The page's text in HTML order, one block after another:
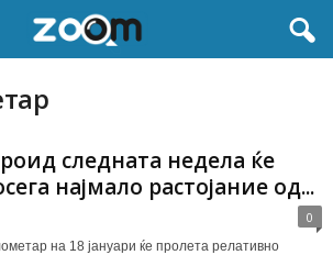
следната недела ќе
најмало растојание од...
0
на 18 јануари ќе пролета релативно